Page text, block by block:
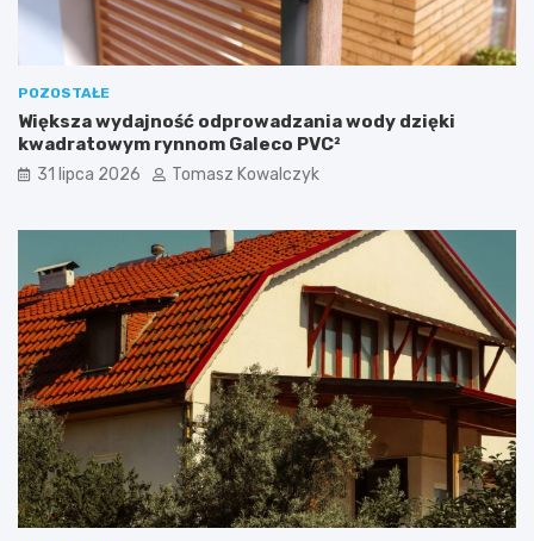
POZOSTAŁE
Większa wydajność odprowadzania wody dzięki
kwadratowym rynnom Galeco PVC²
31 lipca 2026 Tomasz Kowalczyk